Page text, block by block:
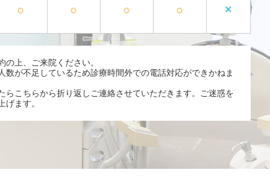
○ ○ ○ ○ ×
上、ご来院ください。
数が不足しているため診療時間外での電話対応ができかねま
らこちらから折り返しご連絡させていただきます。ご迷惑を
ます。